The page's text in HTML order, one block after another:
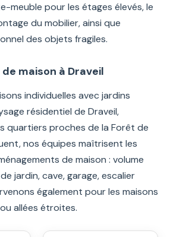
meuble pour les étages élevés, le
du mobilier, ainsi que
des objets fragiles.
maison à Draveil
individuelles avec jardins
résidentiel de Draveil,
quartiers proches de la Forêt de
nos équipes maîtrisent les
de maison : volume
jardin, cave, garage, escalier
également pour les maisons
allées étroites.